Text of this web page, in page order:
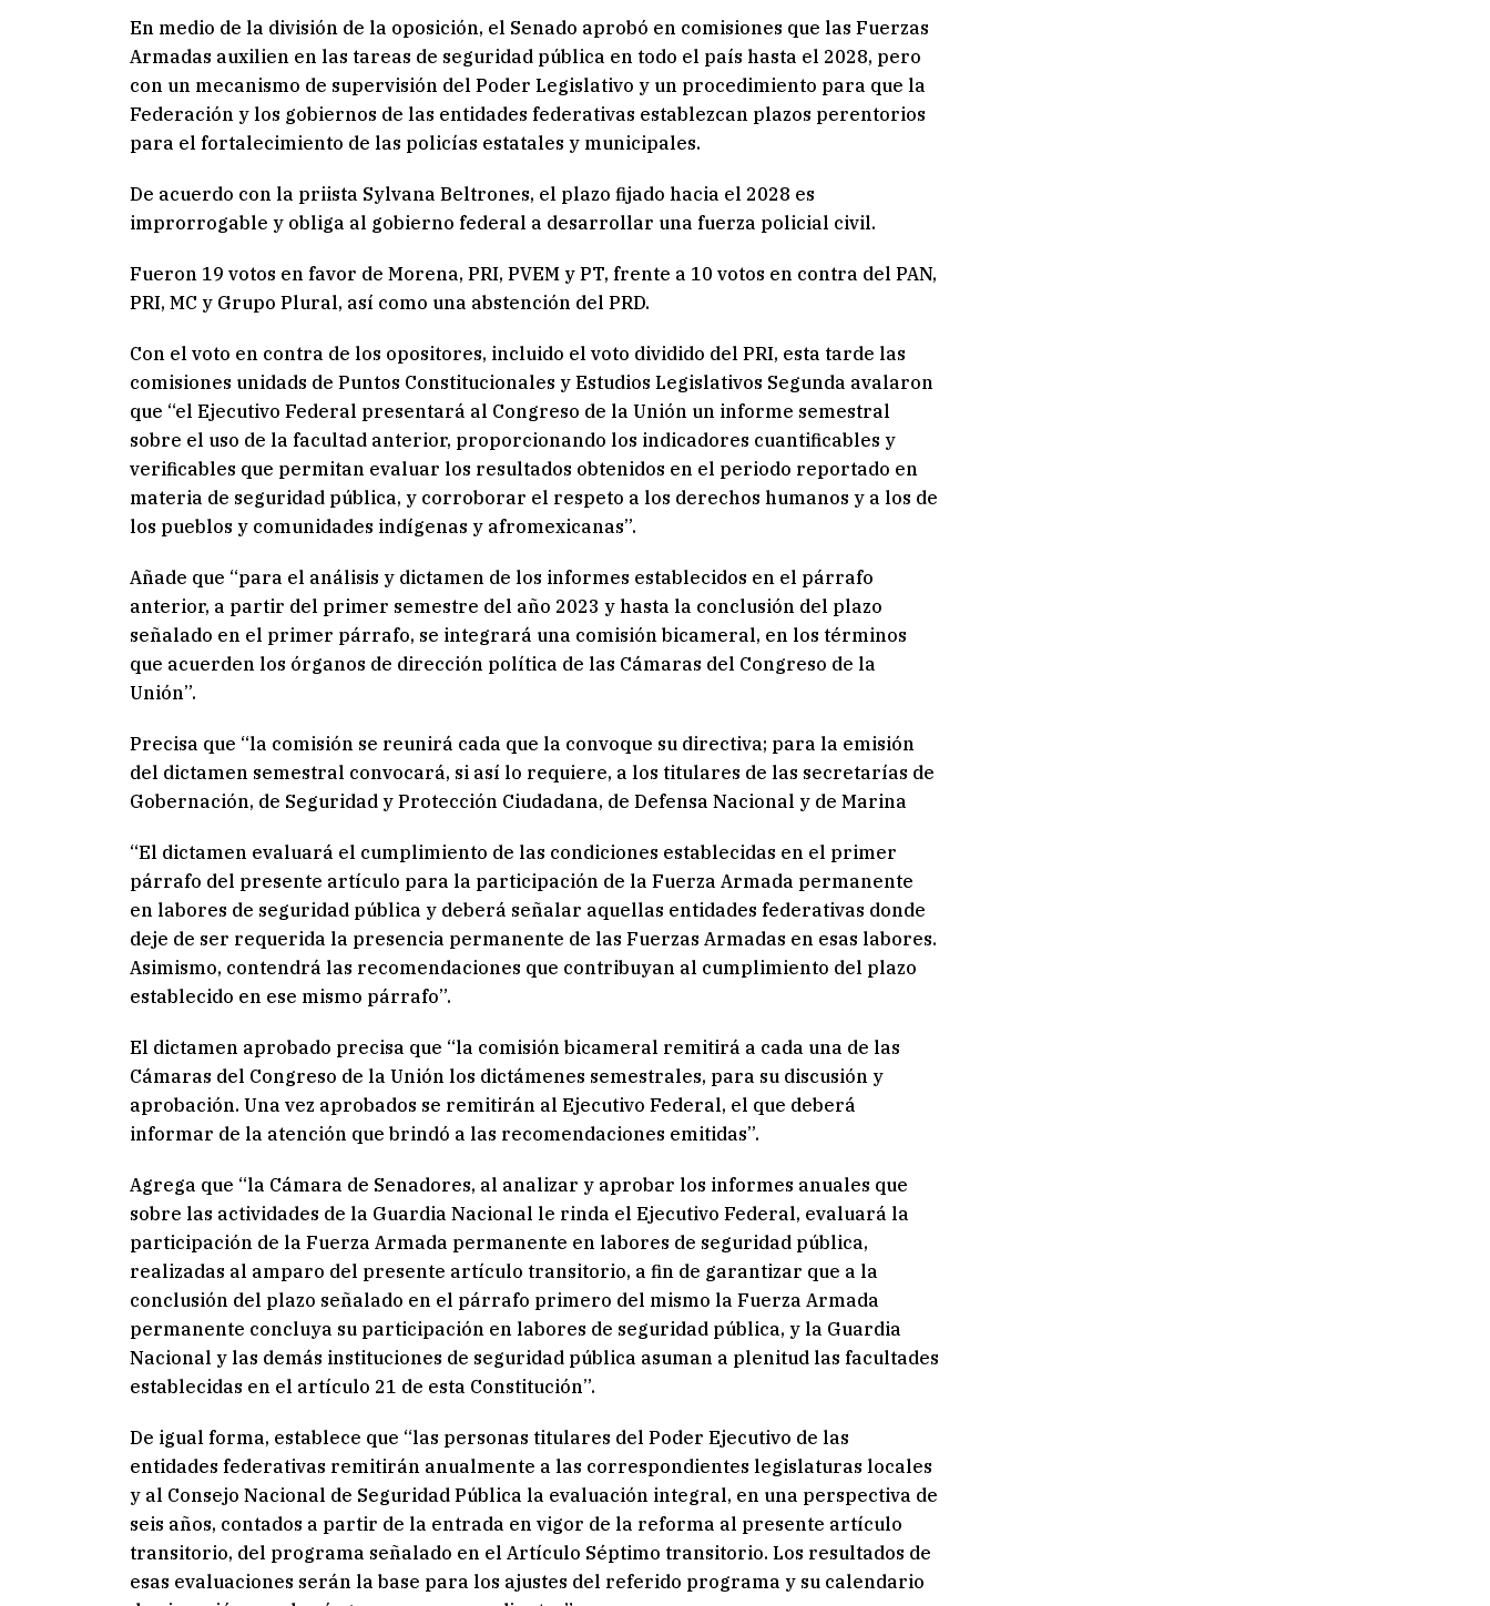
En medio de la división de la oposición, el Senado aprobó en comisiones que las Fuerzas
Armadas auxilien en las tareas de seguridad pública en todo el país hasta el 2028, pero
con un mecanismo de supervisión del Poder Legislativo y un procedimiento para que la
Federación y los gobiernos de las entidades federativas establezcan plazos perentorios
para el fortalecimiento de las policías estatales y municipales.
De acuerdo con la priista Sylvana Beltrones, el plazo fijado hacia el 2028 es
improrrogable y obliga al gobierno federal a desarrollar una fuerza policial civil.
Fueron 19 votos en favor de Morena, PRI, PVEM y PT, frente a 10 votos en contra del PAN,
PRI, MC y Grupo Plural, así como una abstención del PRD.
Con el voto en contra de los opositores, incluido el voto dividido del PRI, esta tarde las
comisiones unidads de Puntos Constitucionales y Estudios Legislativos Segunda avalaron
que “el Ejecutivo Federal presentará al Congreso de la Unión un informe semestral
sobre el uso de la facultad anterior, proporcionando los indicadores cuantificables y
verificables que permitan evaluar los resultados obtenidos en el periodo reportado en
materia de seguridad pública, y corroborar el respeto a los derechos humanos y a los de
los pueblos y comunidades indígenas y afromexicanas”.
Añade que “para el análisis y dictamen de los informes establecidos en el párrafo
anterior, a partir del primer semestre del año 2023 y hasta la conclusión del plazo
señalado en el primer párrafo, se integrará una comisión bicameral, en los términos
que acuerden los órganos de dirección política de las Cámaras del Congreso de la
Unión”.
Precisa que “la comisión se reunirá cada que la convoque su directiva; para la emisión
del dictamen semestral convocará, si así lo requiere, a los titulares de las secretarías de
Gobernación, de Seguridad y Protección Ciudadana, de Defensa Nacional y de Marina
“El dictamen evaluará el cumplimiento de las condiciones establecidas en el primer
párrafo del presente artículo para la participación de la Fuerza Armada permanente
en labores de seguridad pública y deberá señalar aquellas entidades federativas donde
deje de ser requerida la presencia permanente de las Fuerzas Armadas en esas labores.
Asimismo, contendrá las recomendaciones que contribuyan al cumplimiento del plazo
establecido en ese mismo párrafo”.
El dictamen aprobado precisa que “la comisión bicameral remitirá a cada una de las
Cámaras del Congreso de la Unión los dictámenes semestrales, para su discusión y
aprobación. Una vez aprobados se remitirán al Ejecutivo Federal, el que deberá
informar de la atención que brindó a las recomendaciones emitidas”.
Agrega que “la Cámara de Senadores, al analizar y aprobar los informes anuales que
sobre las actividades de la Guardia Nacional le rinda el Ejecutivo Federal, evaluará la
participación de la Fuerza Armada permanente en labores de seguridad pública,
realizadas al amparo del presente artículo transitorio, a fin de garantizar que a la
conclusión del plazo señalado en el párrafo primero del mismo la Fuerza Armada
permanente concluya su participación en labores de seguridad pública, y la Guardia
Nacional y las demás instituciones de seguridad pública asuman a plenitud las facultades
establecidas en el artículo 21 de esta Constitución”.
De igual forma, establece que “las personas titulares del Poder Ejecutivo de las
entidades federativas remitirán anualmente a las correspondientes legislaturas locales
y al Consejo Nacional de Seguridad Pública la evaluación integral, en una perspectiva de
seis años, contados a partir de la entrada en vigor de la reforma al presente artículo
transitorio, del programa señalado en el Artículo Séptimo transitorio. Los resultados de
esas evaluaciones serán la base para los ajustes del referido programa y su calendario